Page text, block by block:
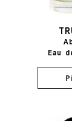
Eau